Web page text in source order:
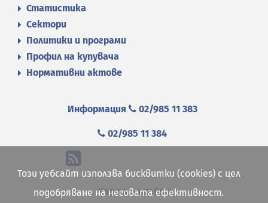
Статистика
Сектори
Политики и програми
Профил на купувача
Нормативни актове
Информация 02/985 11 383
02/985 11 384
Карта на сайта
Този уебсайт използва бисквитки (cookies) с цел
подобряване на неговата ефективност.